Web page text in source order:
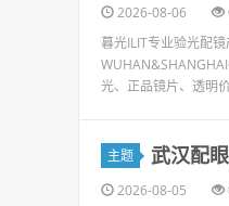
2026-08-06
暮光ILIT专业验光配
光、正品镜片、透明
主题 武汉配
2026-08-05